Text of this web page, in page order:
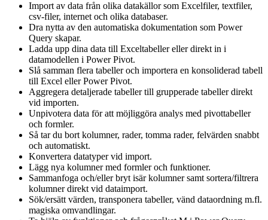
Import av data från olika datakällor som Excelfiler, textfiler,
csv-filer, internet och olika databaser.
Dra nytta av den automatiska dokumentation som Power
Query skapar.
Ladda upp dina data till Exceltabeller eller direkt in i
datamodellen i Power Pivot.
Slå samman flera tabeller och importera en konsoliderad tabell
till Excel eller Power Pivot.
Aggregera detaljerade tabeller till grupperade tabeller direkt
vid importen.
Unpivotera data för att möjliggöra analys med pivottabeller
och formler.
Så tar du bort kolumner, rader, tomma rader, felvärden snabbt
och automatiskt.
Konvertera datatyper vid import.
Lägg nya kolumner med formler och funktioner.
Sammanfoga och/eller bryt isär kolumner samt sortera/filtrera
kolumner direkt vid dataimport.
Sök/ersätt värden, transponera tabeller, vänd dataordning m.fl.
magiska omvandlingar.